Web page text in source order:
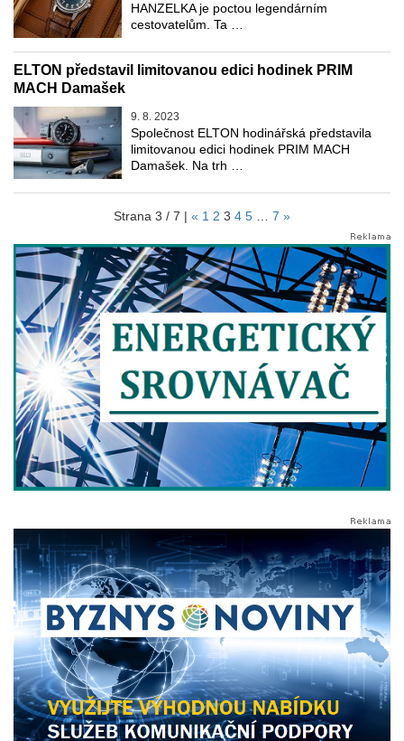
HANZELKA je poctou legendárním
cestovatelům. Ta …
ELTON představil limitovanou edici hodinek PRIM
MACH Damašek
9. 8. 2023
Společnost ELTON hodinářská představila
limitovanou edici hodinek PRIM MACH
Damašek. Na trh …
Strana 3 / 7 | « 1 2 3 4 5 7 »